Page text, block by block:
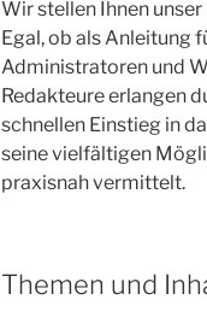
Wir stellen Ihnen
Egal, ob als Anleitung
Administratoren und
Redakteure erlangen
schnellen Einstieg in
seine vielfältigen
praxisnah vermittelt.
Themen und